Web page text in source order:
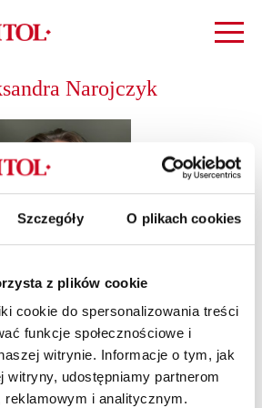
Szczegóły O plikach cookies
z plików cookie
cookie do spersonalizowania treści
funkcje społecznościowe i
witrynie. Informacje o tym, jak
witryny, udostępniamy partnerom
reklamowym i analitycznym.
Narojczyk
I stopnia w Garwolinie w
wokalno-aktorskiej Best Vocal